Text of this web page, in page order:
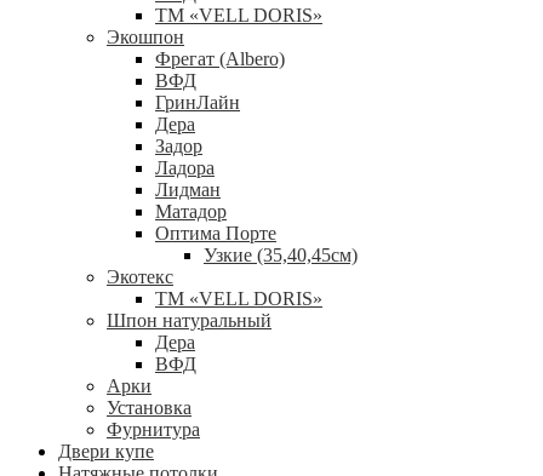
ТМ «VELL DORIS»
Экошпон
Фрегат (Albero)
ВФД
ГринЛайн
Дера
Задор
Ладора
Лидман
Матадор
Оптима Порте
Узкие (35,40,45см)
Экотекс
ТМ «VELL DORIS»
Шпон натуральный
Дера
ВФД
Арки
Установка
Фурнитура
Двери купе